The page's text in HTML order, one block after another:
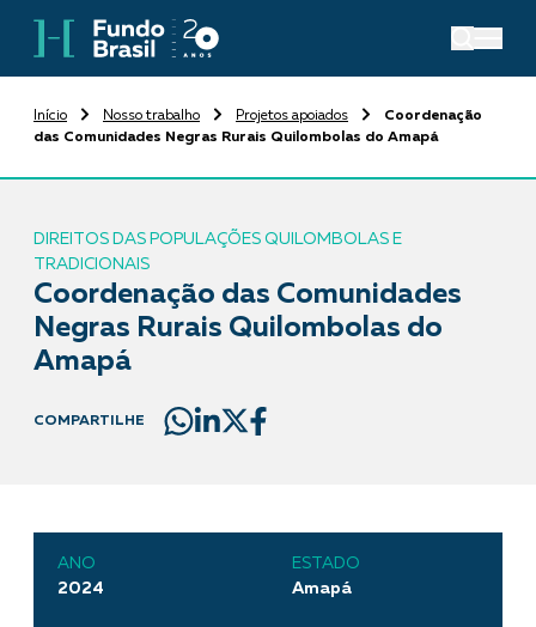
Início Nosso trabalho Projetos apoiados
Coordenação
das Comunidades Negras Rurais Quilombolas do Amapá
DIREITOS DAS POPULAÇÕES QUILOMBOLAS E
TRADICIONAIS
Coordenação das Comunidades
Negras Rurais Quilombolas do
Amapá
COMPARTILHE
ANO
2024
ESTADO
Amapá